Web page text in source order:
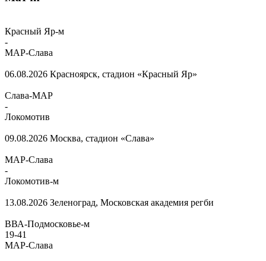
Красный Яр-м
-
МАР-Слава
06.08.2026 Красноярск, стадион «Красный Яр»
Слава-МАР
-
Локомотив
09.08.2026 Москва, стадион «Слава»
МАР-Слава
-
Локомотив-м
13.08.2026 Зеленоград, Московская академия регби
ВВА-Подмосковье-м
19-41
МАР-Слава